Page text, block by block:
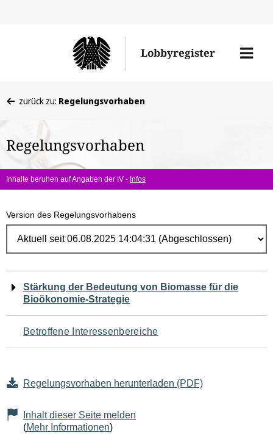
Lobbyregister
Menü
befinden
hier:
zurück zu: Regelungsvorhaben
Regelungsvorhaben
Inhalte beruhen auf Angaben der IV - Infos
Version des Regelungsvorhabens
Navigation
für
den
Stärkung der Bedeutung von Biomasse für die
Bioökonomie-Strategie
Betroffene Interessenbereiche
Regelungsvorhaben herunterladen (PDF)
Inhalt dieser Seite melden
(Mehr Informationen)